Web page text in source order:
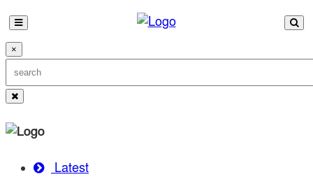
×
Latest